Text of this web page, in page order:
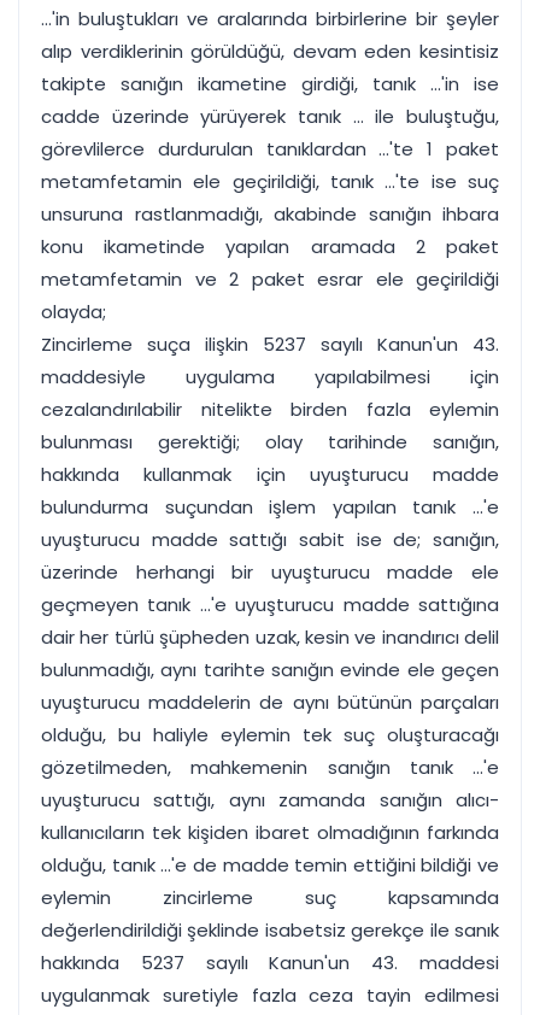
...'in buluştukları ve aralarında birbirlerine bir şeyler
alıp verdiklerinin görüldüğü, devam eden kesintisiz
takipte sanığın ikametine girdiği, tanık ...'in ise
cadde üzerinde yürüyerek tanık ... ile buluştuğu,
görevlilerce durdurulan tanıklardan ...'te 1 paket
metamfetamin ele geçirildiği, tanık ...'te ise suç
unsuruna rastlanmadığı, akabinde sanığın ihbara
konu ikametinde yapılan aramada 2 paket
metamfetamin ve 2 paket esrar ele geçirildiği
olayda;
Zincirleme suça ilişkin 5237 sayılı Kanun'un 43.
maddesiyle uygulama yapılabilmesi için
cezalandırılabilir nitelikte birden fazla eylemin
bulunması gerektiği; olay tarihinde sanığın,
hakkında kullanmak için uyuşturucu madde
bulundurma suçundan işlem yapılan tanık ...'e
uyuşturucu madde sattığı sabit ise de; sanığın,
üzerinde herhangi bir uyuşturucu madde ele
geçmeyen tanık ...'e uyuşturucu madde sattığına
dair her türlü şüpheden uzak, kesin ve inandırıcı delil
bulunmadığı, aynı tarihte sanığın evinde ele geçen
uyuşturucu maddelerin de aynı bütünün parçaları
olduğu, bu haliyle eylemin tek suç oluşturacağı
gözetilmeden, mahkemenin sanığın tanık ...'e
uyuşturucu sattığı, aynı zamanda sanığın alıcı-
kullanıcıların tek kişiden ibaret olmadığının farkında
olduğu, tanık ...'e de madde temin ettiğini bildiği ve
eylemin zincirleme suç kapsamında
değerlendirildiği şeklinde isabetsiz gerekçe ile sanık
hakkında 5237 sayılı Kanun'un 43. maddesi
uygulanmak suretiyle fazla ceza tayin edilmesi